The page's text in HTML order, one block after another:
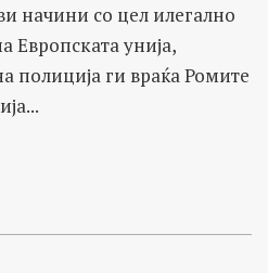
начини со цел илегално
Европската унија,
полиција ги враќа Ромите